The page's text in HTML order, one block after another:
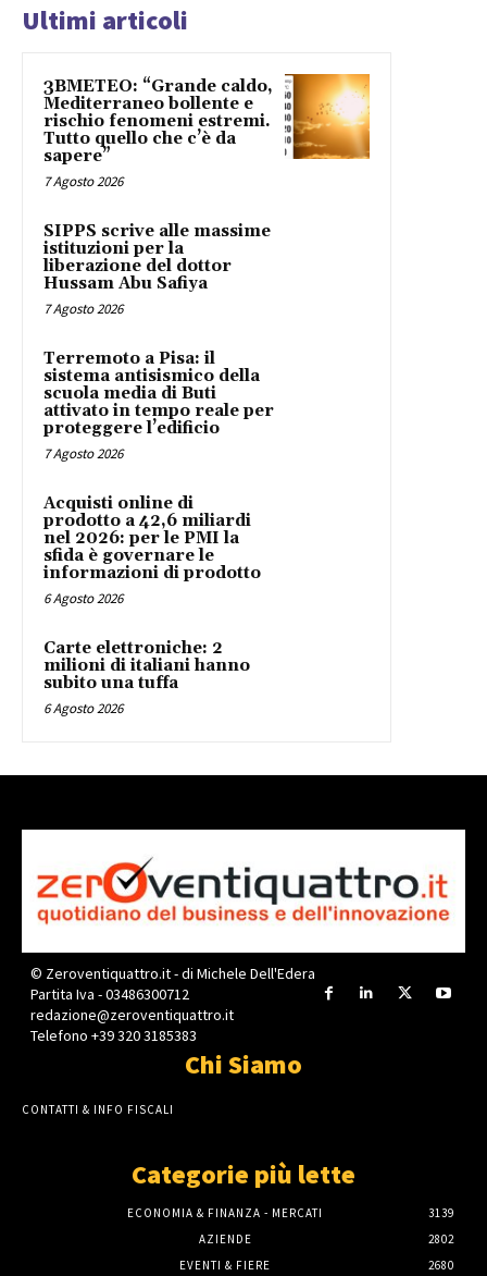
Ultimi articoli
3BMETEO: “Grande caldo,
Mediterraneo bollente e
rischio fenomeni estremi.
Tutto quello che c’è da
sapere”
7 Agosto 2026
SIPPS scrive alle massime
istituzioni per la
liberazione del dottor
Hussam Abu Safiya
7 Agosto 2026
Terremoto a Pisa: il
sistema antisismico della
scuola media di Buti
attivato in tempo reale per
proteggere l’edificio
7 Agosto 2026
Acquisti online di
prodotto a 42,6 miliardi
nel 2026: per le PMI la
sfida è governare le
informazioni di prodotto
6 Agosto 2026
Carte elettroniche: 2
milioni di italiani hanno
subito una tuffa
6 Agosto 2026
© Zeroventiquattro.it - di Michele Dell'Edera
Partita Iva - 03486300712
redazione@zeroventiquattro.it
Telefono +39 320 3185383
Chi Siamo
CONTATTI & INFO FISCALI
Categorie più lette
ECONOMIA & FINANZA - MERCATI
3139
AZIENDE
2802
EVENTI & FIERE
2680